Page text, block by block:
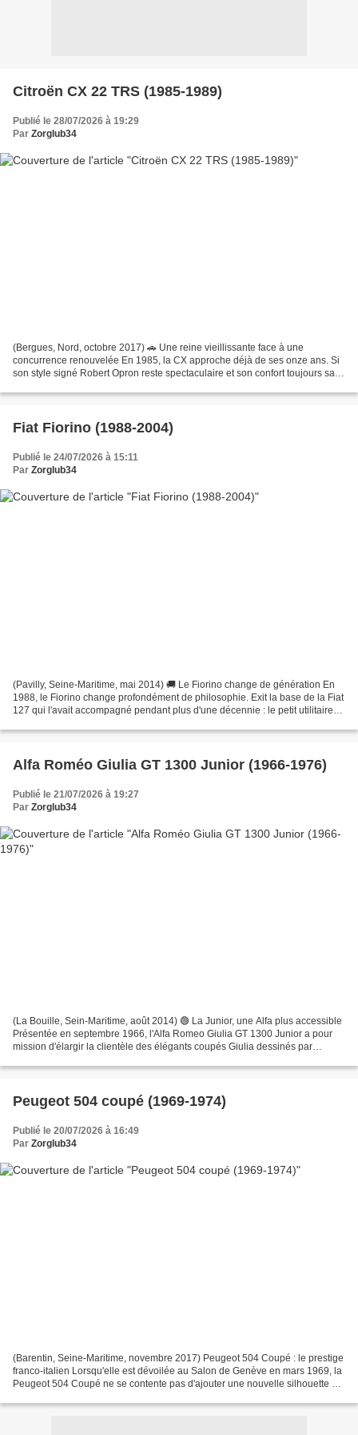
Citroën CX 22 TRS (1985-1989)
Publié le 28/07/2026 à 19:29
Par Zorglub34
(Bergues, Nord, octobre 2017) 🚗 Une reine vieillissante face à une
concurrence renouvelée En 1985, la CX approche déjà de ses onze ans. Si
son style signé Robert Opron reste spectaculaire et son confort toujours sans
Fiat Fiorino (1988-2004)
Publié le 24/07/2026 à 15:11
Par Zorglub34
(Pavilly, Seine-Maritime, mai 2014) 🚚 Le Fiorino change de génération En
1988, le Fiorino change profondément de philosophie. Exit la base de la Fiat
127 qui l'avait accompagné pendant plus d'une décennie : le petit utilitaire
Alfa Roméo Giulia GT 1300 Junior (1966-1976)
Publié le 21/07/2026 à 19:27
Par Zorglub34
(La Bouille, Sein-Maritime, août 2014) 🟢 La Junior, une Alfa plus accessible
Présentée en septembre 1966, l'Alfa Romeo Giulia GT 1300 Junior a pour
mission d'élargir la clientèle des élégants coupés Giulia dessinés par
Peugeot 504 coupé (1969-1974)
Publié le 20/07/2026 à 16:49
Par Zorglub34
(Barentin, Seine-Maritime, novembre 2017) Peugeot 504 Coupé : le prestige
franco-italien Lorsqu'elle est dévoilée au Salon de Genève en mars 1969, la
Peugeot 504 Coupé ne se contente pas d'ajouter une nouvelle silhouette à